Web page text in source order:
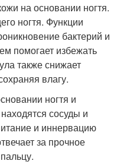
на основании ногтя.
ногтя. Функции
бактерий и
помогает избежать
также снижает
влагу.
ногтя и
сосуды и
и иннервацию
за прочное